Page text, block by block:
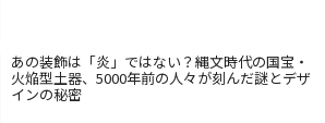
あの装飾は「炎」ではない？縄文時代の国宝・
火焔型土器、5000年前の人々が刻んだ謎とデザ
インの秘密